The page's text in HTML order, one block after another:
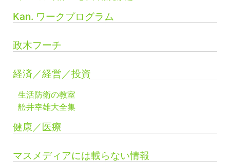
Kan. ワークプログラム
政木フーチ
経済／経営／投資
生活防衛の教室
舩井幸雄大全集
健康／医療
マスメディアには載らない情報